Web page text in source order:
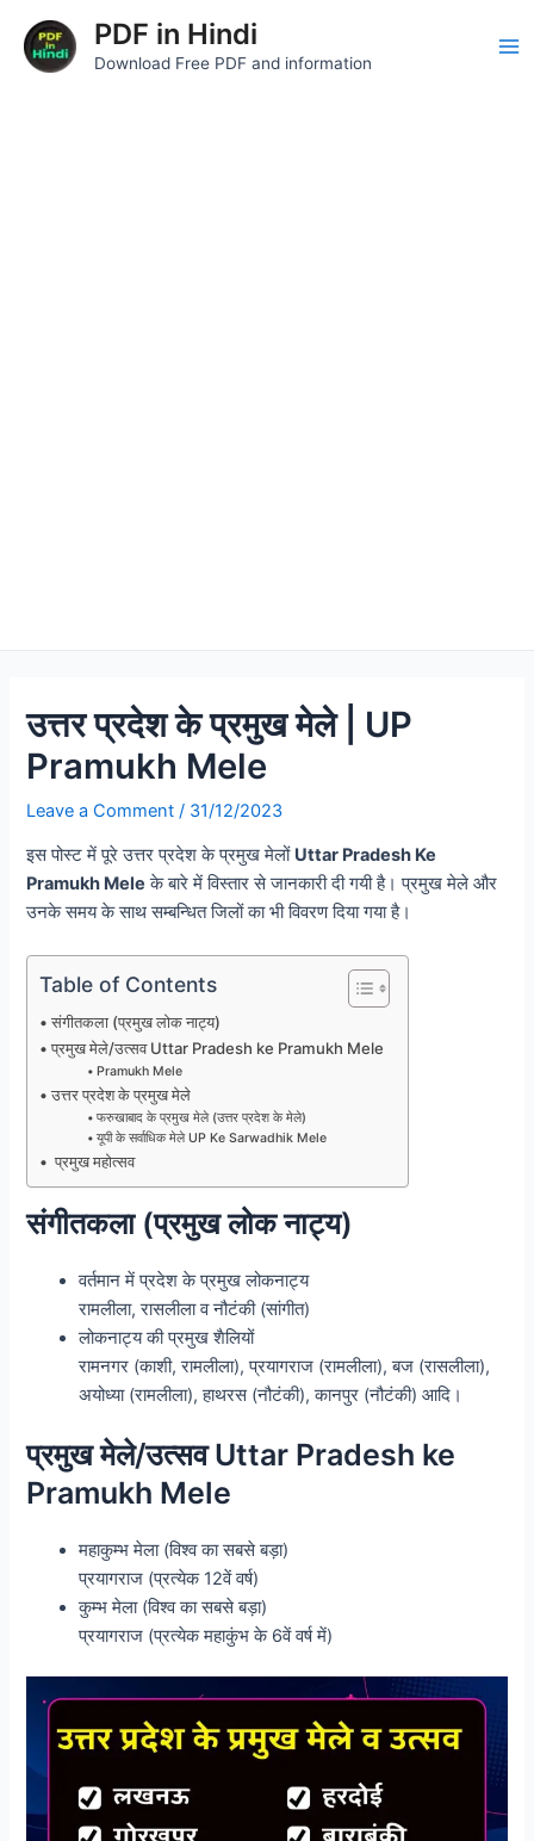
content
PDF in Hindi
Download Free PDF and information
उत्तर प्रदेश के प्रमुख मेले | UP
Pramukh Mele
Leave a Comment / 31/12/2023
इस पोस्ट में पूरे उत्तर प्रदेश के प्रमुख मेलों Uttar Pradesh Ke
Pramukh Mele के बारे में विस्तार से जानकारी दी गयी है। प्रमुख मेले और
उनके समय के साथ सम्बन्धित जिलों का भी विवरण दिया गया है।
Table of Contents
संगीतकला (प्रमुख लोक नाट्य)
प्रमुख मेले/उत्सव Uttar Pradesh ke Pramukh Mele
Pramukh Mele
उत्तर प्रदेश के प्रमुख मेले
फरुखाबाद के प्रमुख मेले (उत्तर प्रदेश के मेले)
यूपी के सर्वाधिक मेले UP Ke Sarwadhik Mele
प्रमुख महोत्सव
संगीतकला (प्रमुख लोक नाट्य)
वर्तमान में प्रदेश के प्रमुख लोकनाट्य
रामलीला, रासलीला व नौटंकी (सांगीत)
लोकनाट्य की प्रमुख शैलियों
रामनगर (काशी, रामलीला), प्रयागराज (रामलीला), बज (रासलीला),
अयोध्या (रामलीला), हाथरस (नौटंकी), कानपुर (नौटंकी) आदि।
प्रमुख मेले/उत्सव Uttar Pradesh ke
Pramukh Mele
महाकुम्भ मेला (विश्व का सबसे बड़ा)
प्रयागराज (प्रत्येक 12वें वर्ष)
कुम्भ मेला (विश्व का सबसे बड़ा)
प्रयागराज (प्रत्येक महाकुंभ के 6वें वर्ष में)
navigation